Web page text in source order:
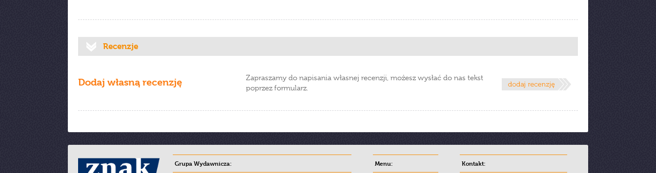
Recenzje
Dodaj własną recenzję
Zapraszamy do napisania własnej recenzji, możesz wysłać do nas tekst
poprzez formularz.
Grupa Wydawnicza: Menu: Kontakt: